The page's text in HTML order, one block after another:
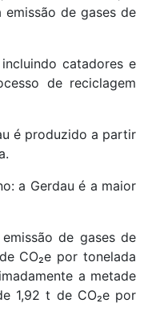
de gases de
catadores e
de reciclagem
é produzido a partir
a Gerdau é a maior
de gases de
CO₂e por tonelada
a metade
1,92 t de CO₂e por